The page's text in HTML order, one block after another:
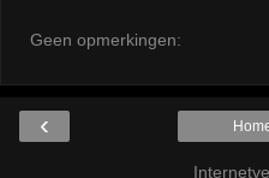
Geen opmerkingen:
‹